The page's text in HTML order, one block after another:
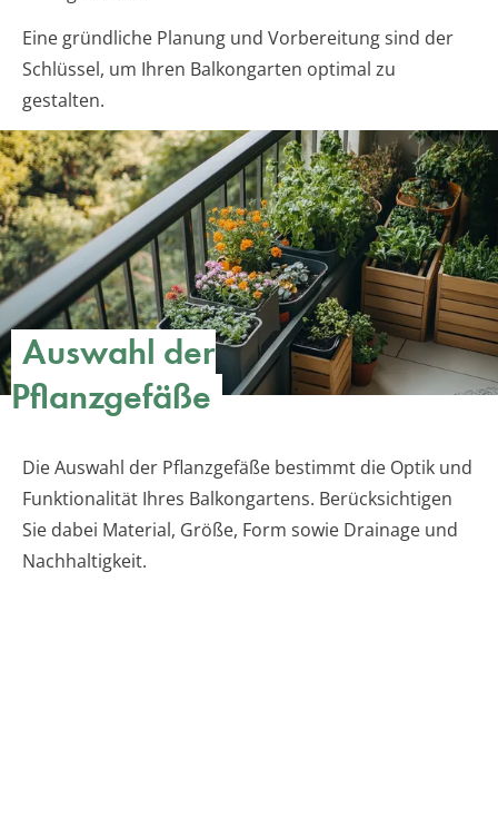
Eine gründliche Planung und Vorbereitung sind der
Schlüssel, um Ihren Balkongarten optimal zu
gestalten.
Auswahl der
Pflanzgefäße
Die Auswahl der Pflanzgefäße bestimmt die Optik und
Funktionalität Ihres Balkongartens. Berücksichtigen
Sie dabei Material, Größe, Form sowie Drainage und
Nachhaltigkeit.